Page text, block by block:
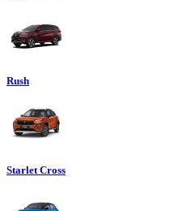
Rush
Starlet Cross